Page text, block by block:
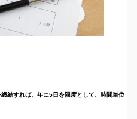
結すれば、年に5日を限度として、時間単位